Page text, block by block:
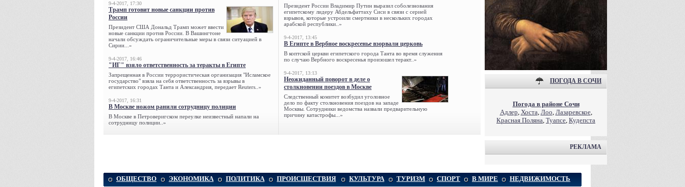
9-4-2017, 17:30
Трамп готовит новые санкции против
России
Президент США Дональд Трамп может ввести
новые санкции против России. В Вашингтоне
начали обсуждать ограничительные меры в связи ситуацией в
Сирии...»
9-4-2017, 16:46
"ИГ" взяло ответственность за теракты в Египте
Запрещенная в России террористическая организация "Исламское
государство" взяла на себя ответственность за взрывы в
египетских городах Танта и Александрия, передает Reuters..»
9-4-2017, 16:31
В Москве ножом ранили сотрудницу полиции
В Москве в Петроверигском переулке неизвестный напали на
сотрудницу полиции..»
Президент России Владимир Путин выразил соболезнования
египетскому лидеру Абдельфаттаху Сиси в связи с серией
взрывов, которые устроили смертники в нескольких городах
арабской республики..»
9-4-2017, 13:45
В Египте в Вербное воскресенье взорвали церковь
В коптской церкви египетского города Танта во время служения
по случаю Вербного воскресенья произошел теракт..»
9-4-2017, 13:13
Неожиданный поворот в деле о
столкновении поездов в Москве
Следственный комитет возбудил уголовное
дело по факту столкновения поездов на западе
Москвы. Сотрудники ведомства назвали предварительную
причину катастрофы...»
ПОГОДА В СОЧИ
Погода в районе Сочи
Адлер, Хоста, Лоо, Лазаревское,
Красная Поляна, Туапсе, Кудепста
РЕКЛАМА
ОБЩЕСТВО ЭКОНОМИКА ПОЛИТИКА ПРОИСШЕСТВИЯ КУЛЬТУРА ТУРИЗМ СПОРТ В МИРЕ НЕДВИЖИМОСТЬ